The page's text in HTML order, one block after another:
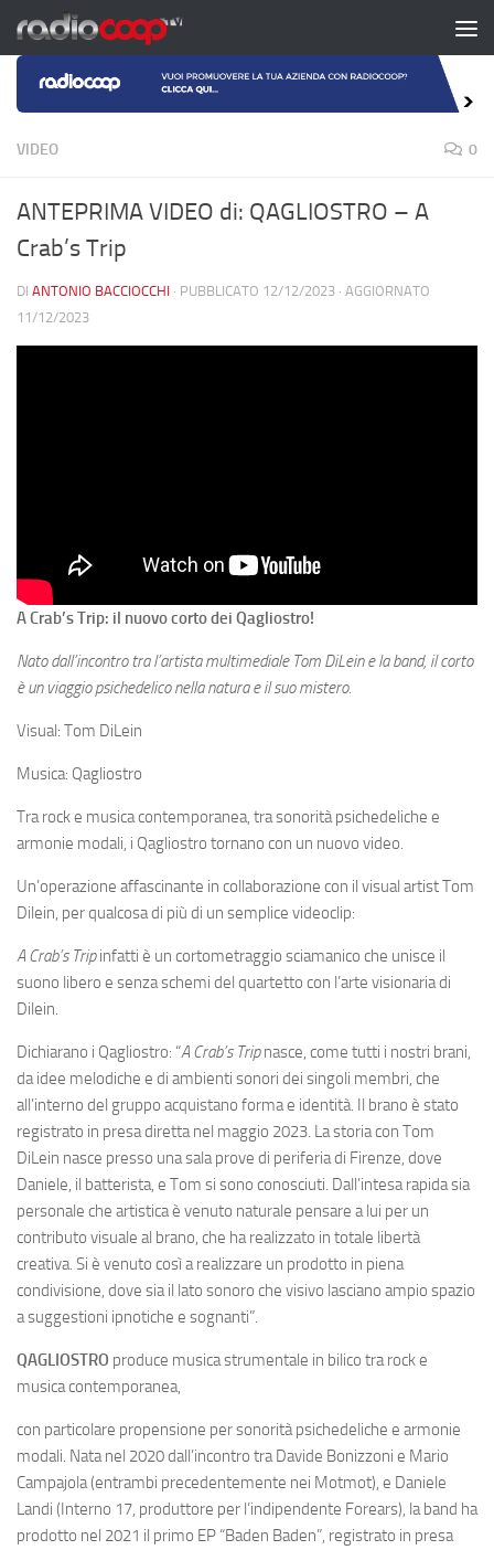
Salta al contenuto
VIDEO 0
ANTEPRIMA VIDEO di: QAGLIOSTRO – A
Crab’s Trip
DI ANTONIO BACCIOCCHI · PUBBLICATO 12/12/2023 · AGGIORNATO
11/12/2023
A Crab’s Trip: il nuovo corto dei Qagliostro!
Nato dall’incontro tra l’artista multimediale Tom DiLein e la band, il corto
è un viaggio psichedelico nella natura e il suo mistero.
Visual: Tom DiLein
Musica: Qagliostro
Tra rock e musica contemporanea, tra sonorità psichedeliche e
armonie modali, i Qagliostro tornano con un nuovo video.
Un’operazione affascinante in collaborazione con il visual artist Tom
Dilein, per qualcosa di più di un semplice videoclip:
A Crab’s Tripinfatti è un cortometraggio sciamanico che unisce il
suono libero e senza schemi del quartetto con l’arte visionaria di
Dilein.
Dichiarano i Qagliostro: “A Crab’s Tripnasce, come tutti i nostri brani,
da idee melodiche e di ambienti sonori dei singoli membri, che
all’interno del gruppo acquistano forma e identità. Il brano è stato
registrato in presa diretta nel maggio 2023. La storia con Tom
DiLein nasce presso una sala prove di periferia di Firenze, dove
Daniele, il batterista, e Tom si sono conosciuti. Dall’intesa rapida sia
personale che artistica è venuto naturale pensare a lui per un
contributo visuale al brano, che ha realizzato in totale libertà
creativa. Si è venuto così a realizzare un prodotto in piena
condivisione, dove sia il lato sonoro che visivo lasciano ampio spazio
a suggestioni ipnotiche e sognanti”.
QAGLIOSTRO produce musica strumentale in bilico tra rock e
musica contemporanea,
con particolare propensione per sonorità psichedeliche e armonie
modali. Nata nel 2020 dall’incontro tra Davide Bonizzoni e Mario
Campajola (entrambi precedentemente nei Motmot), e Daniele
Landi (Interno 17, produttore per l’indipendente Forears), la band ha
prodotto nel 2021 il primo EP “Baden Baden”, registrato in presa